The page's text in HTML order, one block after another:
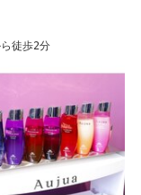
徒歩2分